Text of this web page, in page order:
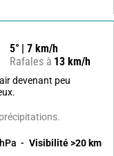
5° 7 km/h
Rafales à 13 km/h
devenant peu
hPa Visibilité >20 km